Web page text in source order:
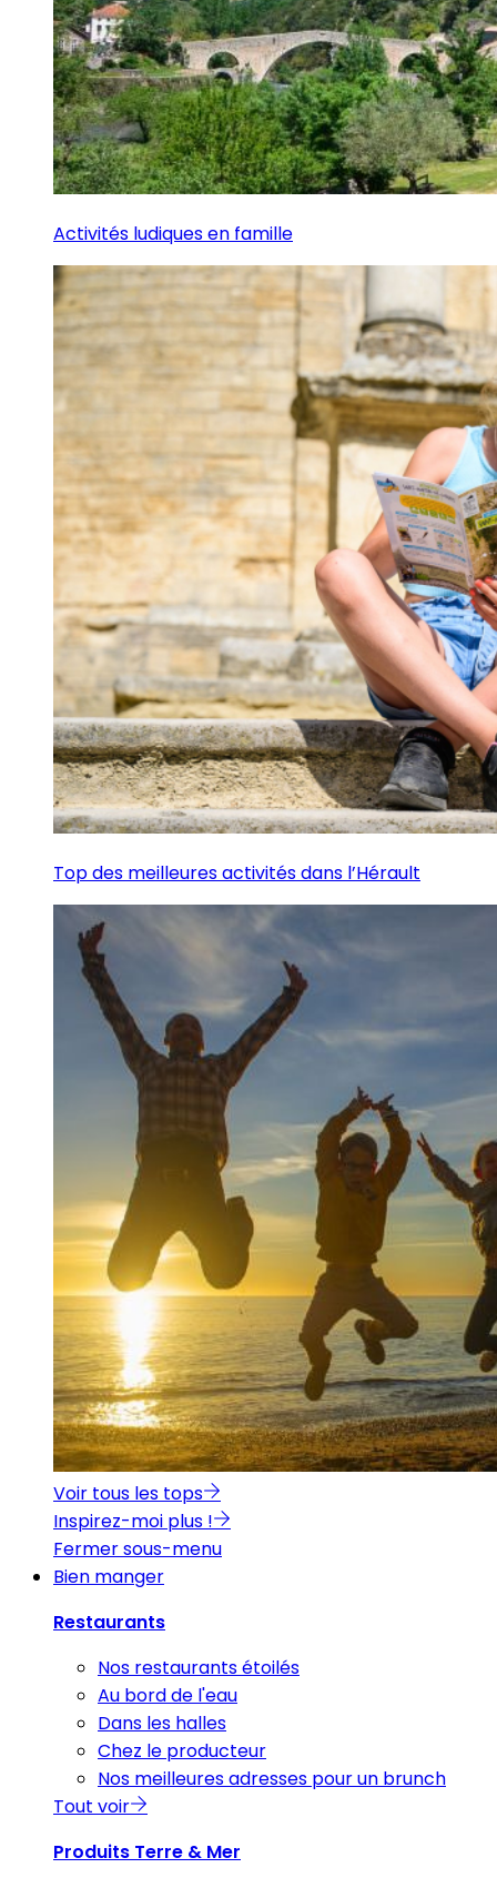
Activités ludiques en famille
Top des meilleures activités dans l’Hérault
Voir tous les tops
Inspirez-moi plus !
Fermer sous-menu
Bien manger
Restaurants
Nos restaurants étoilés
Au bord de l'eau
Dans les halles
Chez le producteur
Nos meilleures adresses pour un brunch
Tout voir
Produits Terre & Mer